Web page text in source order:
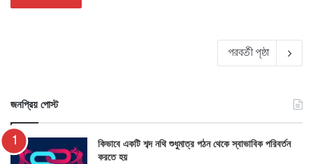
পরবর্তী পৃষ্ঠা
জনপ্রিয় পোস্ট
কিভাবে একটি শব্দ নথি শুধুমাত্র পঠন থেকে স্বাভাবিক পরিবর্তন
করতে হয়